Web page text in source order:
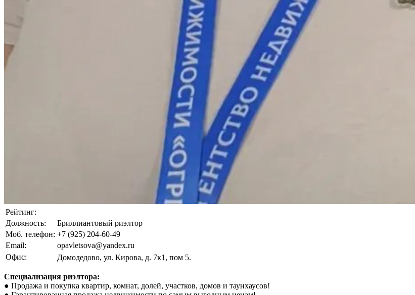
Рейтинг:
Должность:
Бриллиантовый риэлтор
Моб. телефон: +7 (925) 204-60-49
Email:
opavletsova@yandex.ru
Офис:
Домодедово, ул. Кирова, д. 7к1, пом 5.
Специализация риэлтора:
● Продажа и покупка квартир, комнат, долей, участков, домов и таунхаусов!